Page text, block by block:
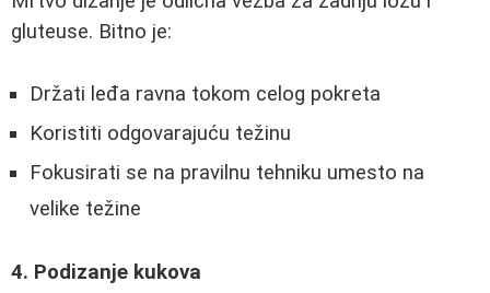
gluteuse. Bitno je:
Držati leđa ravna tokom celog pokreta
Koristiti odgovarajuću težinu
Fokusirati se na pravilnu tehniku umesto na
velike težine
4. Podizanje kukova